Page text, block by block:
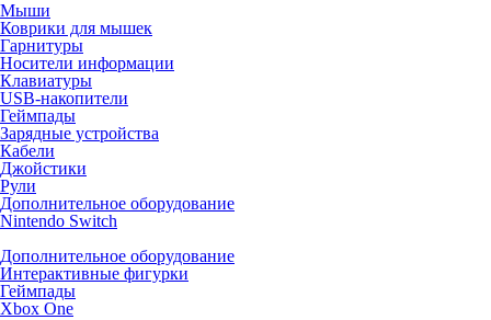
Мыши
Коврики для мышек
Гарнитуры
Носители информации
Клавиатуры
USB-накопители
Геймпады
Зарядные устройства
Кабели
Джойстики
Рули
Дополнительное оборудование
Nintendo Switch
Дополнительное оборудование
Интерактивные фигурки
Геймпады
Xbox One